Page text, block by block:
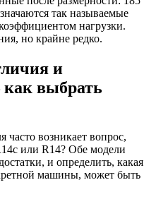
так называемые
нагрузки.
но крайне редко.
и
выбрать
возникает вопрос,
или R14? Обе модели
и определить, какая
машины, может быть